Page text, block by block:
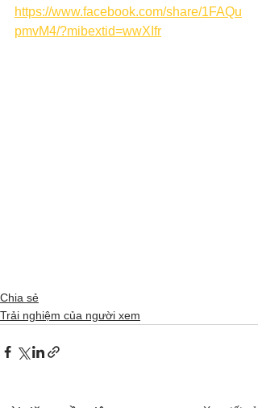
https://www.facebook.com/share/1FAQu
pmvM4/?mibextid=wwXIfr
Chia sẻ
Trải nghiệm của người xem